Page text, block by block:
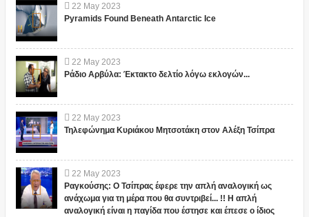
22 May 2023
Pyramids Found Beneath Antarctic Ice
22 May 2023
Ράδιο Αρβύλα: Έκτακτο δελτίο λόγω εκλογών...
22 May 2023
Τηλεφώνημα Κυριάκου Μητσοτάκη στον Αλέξη Τσίπρα
22 May 2023
Ραγκούσης: Ο Τσίπρας έφερε την απλή αναλογική ως
ανάχωμα για τη μέρα που θα συντριβεί... !! Η απλή
αναλογική είναι η παγίδα που έστησε και έπεσε ο ίδιος